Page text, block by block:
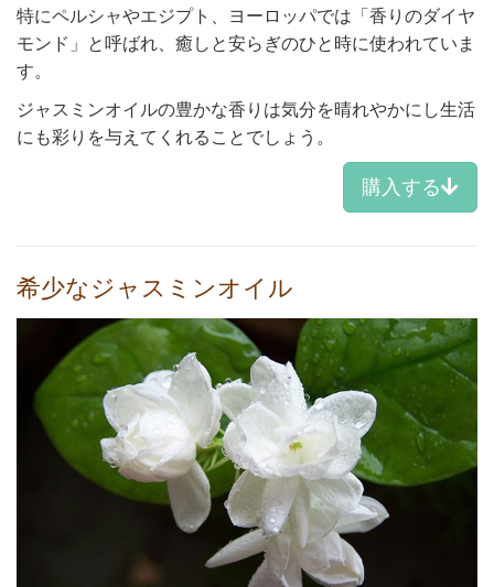
特にペルシャやエジプト、ヨーロッパでは「香りのダイヤ
モンド」と呼ばれ、癒しと安らぎのひと時に使われていま
す。
ジャスミンオイルの豊かな香りは気分を晴れやかにし生活
にも彩りを与えてくれることでしょう。
購入する
希少なジャスミンオイル